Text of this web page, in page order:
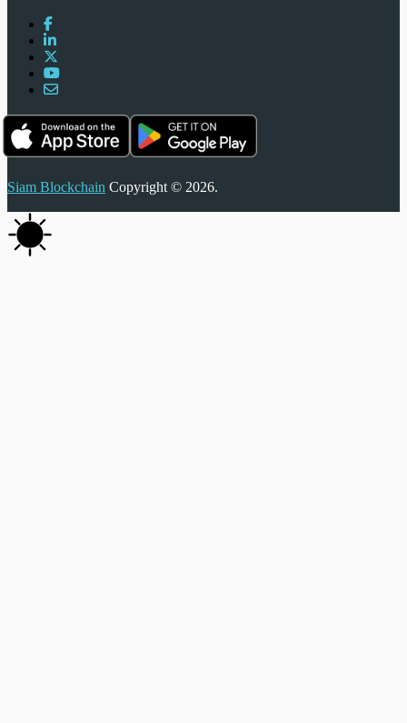
Siam Blockchain Copyright © 2026.